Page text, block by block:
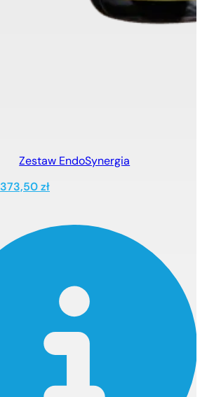
Zestaw EndoSynergia
Pierwotna
415,00 zł.
373,50złAktualna
373,50 zł.